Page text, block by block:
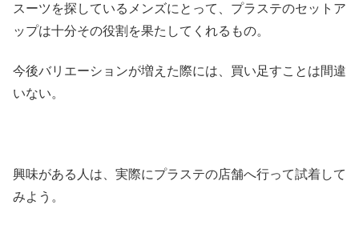
スーツを探しているメンズにとって、プラステのセットア
ップは十分その役割を果たしてくれるもの。
今後バリエーションが増えた際には、買い足すことは間違
いない。
興味がある人は、実際にプラステの店舗へ行って試着して
みよう。